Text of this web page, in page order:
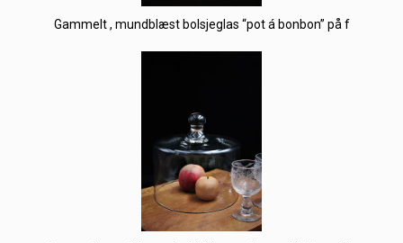
Gammelt , mundblæst bolsjeglas “pot á bonbon” på f